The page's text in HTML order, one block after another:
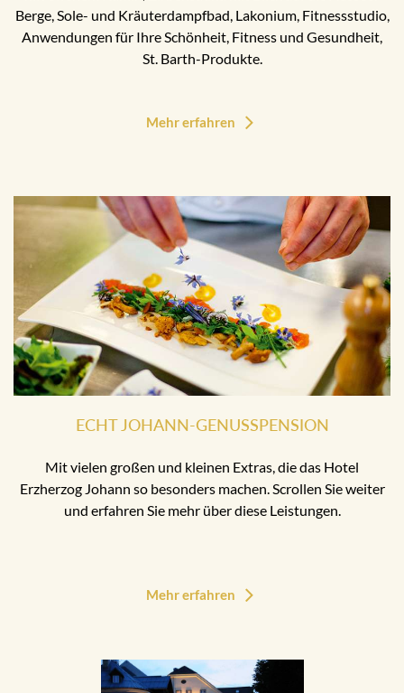
Berge, Sole- und Kräuterdampfbad, Lakonium, Fitnessstudio,
Anwendungen für Ihre Schönheit, Fitness und Gesundheit,
St. Barth-Produkte.
Mehr erfahren
ECHT JOHANN-GENUSSPENSION
Mit vielen großen und kleinen Extras, die das Hotel
Erzherzog Johann so besonders machen. Scrollen Sie weiter
und erfahren Sie mehr über diese Leistungen.
Mehr erfahren